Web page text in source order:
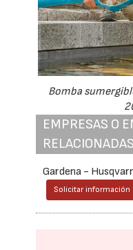
Bomba
EMPRESAS O
RELACIONADAS
Gardena -
Solicitar información